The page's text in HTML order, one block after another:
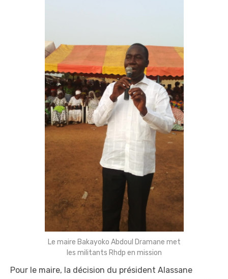
Le maire Bakayoko Abdoul Dramane met
les militants Rhdp en mission
Pour le maire, la décision du président Alassane